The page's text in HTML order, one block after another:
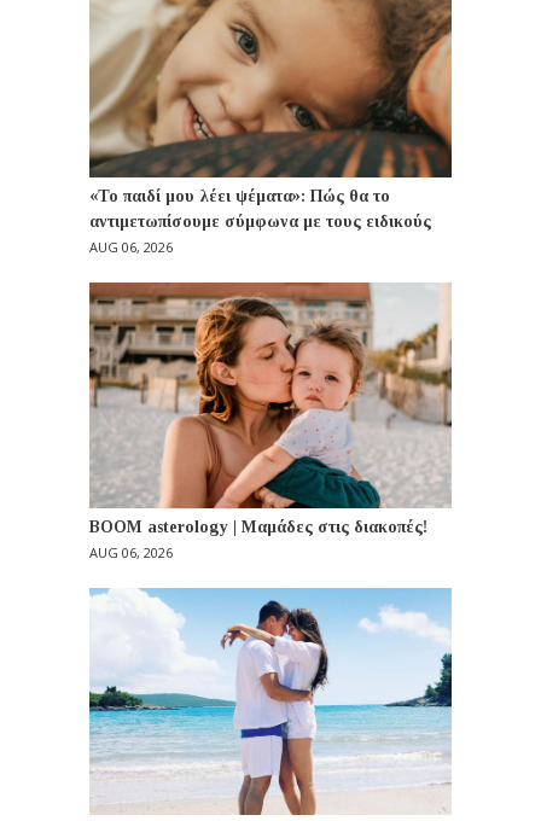
«Το παιδί μου λέει ψέματα»: Πώς θα το
αντιμετωπίσουμε σύμφωνα με τους ειδικούς
AUG 06, 2026
BOOM asterology | Μαμάδες στις διακοπές!
AUG 06, 2026